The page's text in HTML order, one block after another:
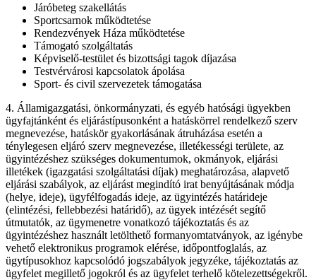
Járóbeteg szakellátás
Sportcsarnok működtetése
Rendezvények Háza működtetése
Támogató szolgáltatás
Képviselő-testület és bizottsági tagok díjazása
Testvérvárosi kapcsolatok ápolása
Sport- és civil szervezetek támogatása
4. Államigazgatási, önkormányzati, és egyéb hatósági ügyekben
ügyfajtánként és eljárástípusonként a hatáskörrel rendelkező szerv
megnevezése, hatáskör gyakorlásának átruházása esetén a
ténylegesen eljáró szerv megnevezése, illetékességi területe, az
ügyintézéshez szükséges dokumentumok, okmányok, eljárási
illetékek (igazgatási szolgáltatási díjak) meghatározása, alapvető
eljárási szabályok, az eljárást megindító irat benyújtásának módja
(helye, ideje), ügyfélfogadás ideje, az ügyintézés határideje
(elintézési, fellebbezési határidő), az ügyek intézését segítő
útmutatók, az ügymenetre vonatkozó tájékoztatás és az
ügyintézéshez használt letölthető formanyomtatványok, az igénybe
vehető elektronikus programok elérése, időpontfoglalás, az
ügytípusokhoz kapcsolódó jogszabályok jegyzéke, tájékoztatás az
ügyfelet megillető jogokról és az ügyfelet terhelő kötelezettségekről.